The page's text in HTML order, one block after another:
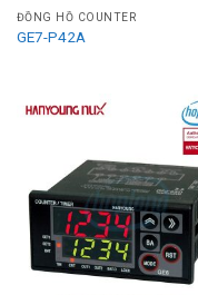
ĐỒNG HỒ COUNTER
GE7-P42A